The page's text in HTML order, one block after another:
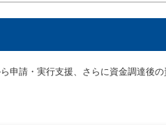
請・実行支援、さらに資金調達後